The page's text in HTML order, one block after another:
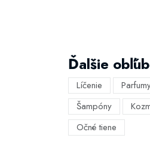
Ďalšie
Líčenie
Šampóny
Očné tiene